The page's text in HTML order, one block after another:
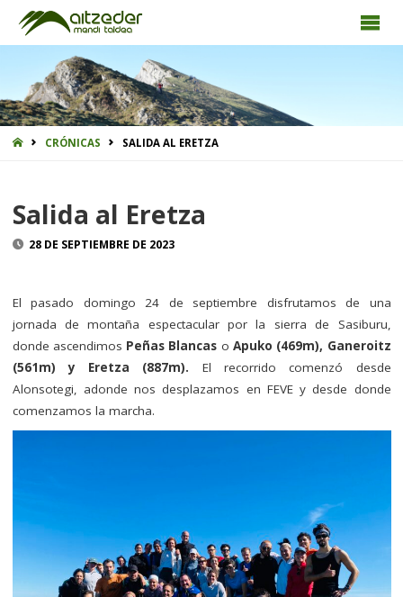
INICIOCRÓNICAS SALIDA AL ERETZA
Salida al Eretza
28 DE SEPTIEMBRE DE 2023
El pasado domingo 24 de septiembre disfrutamos de una
jornada de montaña espectacular por la sierra de Sasiburu,
donde ascendimos Peñas Blancas o Apuko (469m), Ganeroitz
(561m) y Eretza (887m). El recorrido comenzó desde
Alonsotegi, adonde nos desplazamos en FEVE y desde donde
comenzamos la marcha.